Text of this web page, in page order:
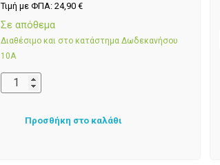
Τιμή με ΦΠΑ:24,90€
Σε απόθεμα
Διαθέσιμο και στο κατάστημα Δωδεκανήσου
10Α
Προσθήκη στο καλάθι